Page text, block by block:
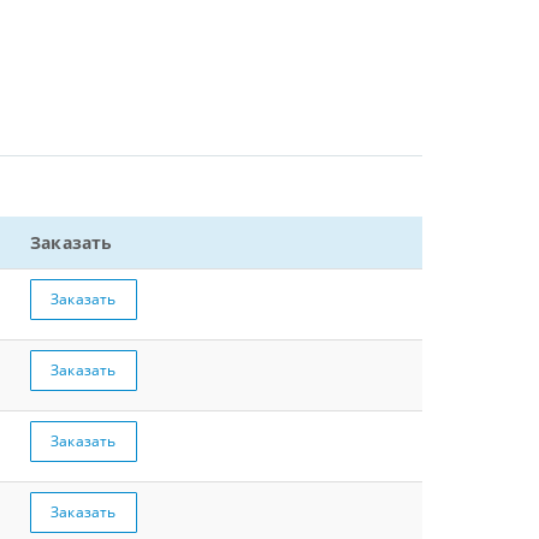
Заказать
Заказать
Заказать
Заказать
Заказать